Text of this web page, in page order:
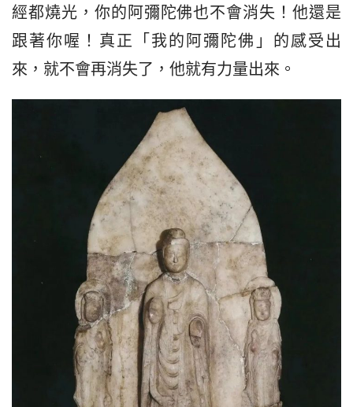
經都燒光，你的阿彌陀佛也不會消失！他還是
跟著你喔！真正「我的阿彌陀佛」的感受出
來，就不會再消失了，他就有力量出來。